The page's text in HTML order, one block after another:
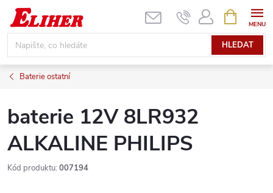
Přejít
obsah
HLEDAT
NÁKUPNÍ
KOŠÍK
Baterie ostatní
baterie 12V 8LR932
ALKALINE PHILIPS
Kód produktu: 007194